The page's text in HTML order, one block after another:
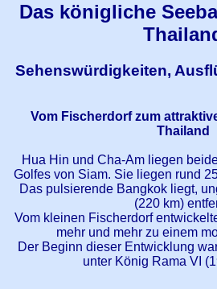
Das königliche
Sehenswürdigkeiten,
Vom Fischerdorf zum
Thailand
Hua Hin und Cha-Am liegen
Golfes von Siam. Sie liegen rund
Das pulsierende Bangkok liegt,
(220 km)
Vom kleinen Fischerdorf
mehr und mehr zu einem
Der Beginn dieser Entwicklung
unter König Rama VI